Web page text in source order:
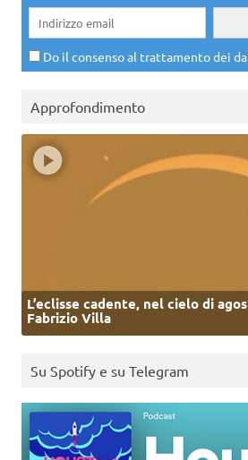
Do il consenso al trattamento dei
Approfondimento
L’eclisse cadente, nel cielo di
Fabrizio Villa
Su Spotify e su Telegram